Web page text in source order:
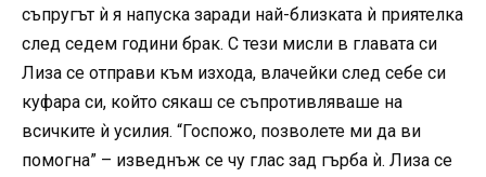
съпругът ѝ я напуска заради най-близката ѝ приятелка
след седем години брак. С тези мисли в главата си
Лиза се отправи към изхода, влачейки след себе си
куфара си, който сякаш се съпротивляваше на
всичките ѝ усилия. “Госпожо, позволете ми да ви
помогна” – изведнъж се чу глас зад гърба ѝ. Лиза се